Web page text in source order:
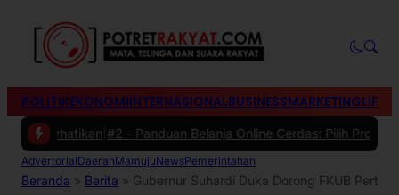
POLITIKEKONOMIINTERNASIONALBUSINESSMARKETING
#2 -Panduan Belanja Online Cerdas: Pilih Produk dengan
AdvertorialDaerahMamujuNewsPemerintahan
Beranda » Berita » Gubernur Suhardi Duka Dorong FKUB